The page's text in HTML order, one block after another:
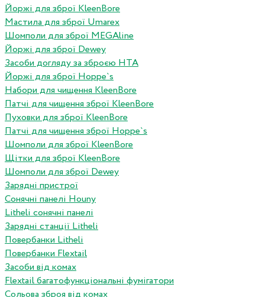
Йоржі для зброї KleenBore
Мастила для зброї Umarex
Шомполи для зброї MEGAline
Йоржі для зброї Dewey
Засоби догляду за зброєю HTA
Йоржі для зброї Hoppe`s
Набори для чищення KleenBore
Патчі для чищення зброї KleenBore
Пуховки для зброї KleenBore
Патчі для чищення зброї Hoppe`s
Шомполи для зброї KleenBore
Щітки для зброї KleenBore
Шомполи для зброї Dewey
Зарядні пристрої
Сонячні панелі Houny
Litheli сонячні панелі
Зарядні станції Litheli
Повербанки Litheli
Повербанки Flextail
Засоби від комах
Flextail багатофункціональні фумігатори